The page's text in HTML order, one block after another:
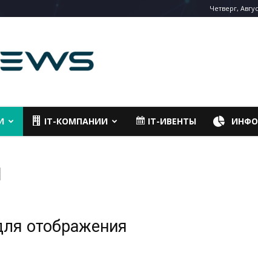
Четверг,
IT-КОМПАНИИ IT-ИВЕНТЫ
отображения